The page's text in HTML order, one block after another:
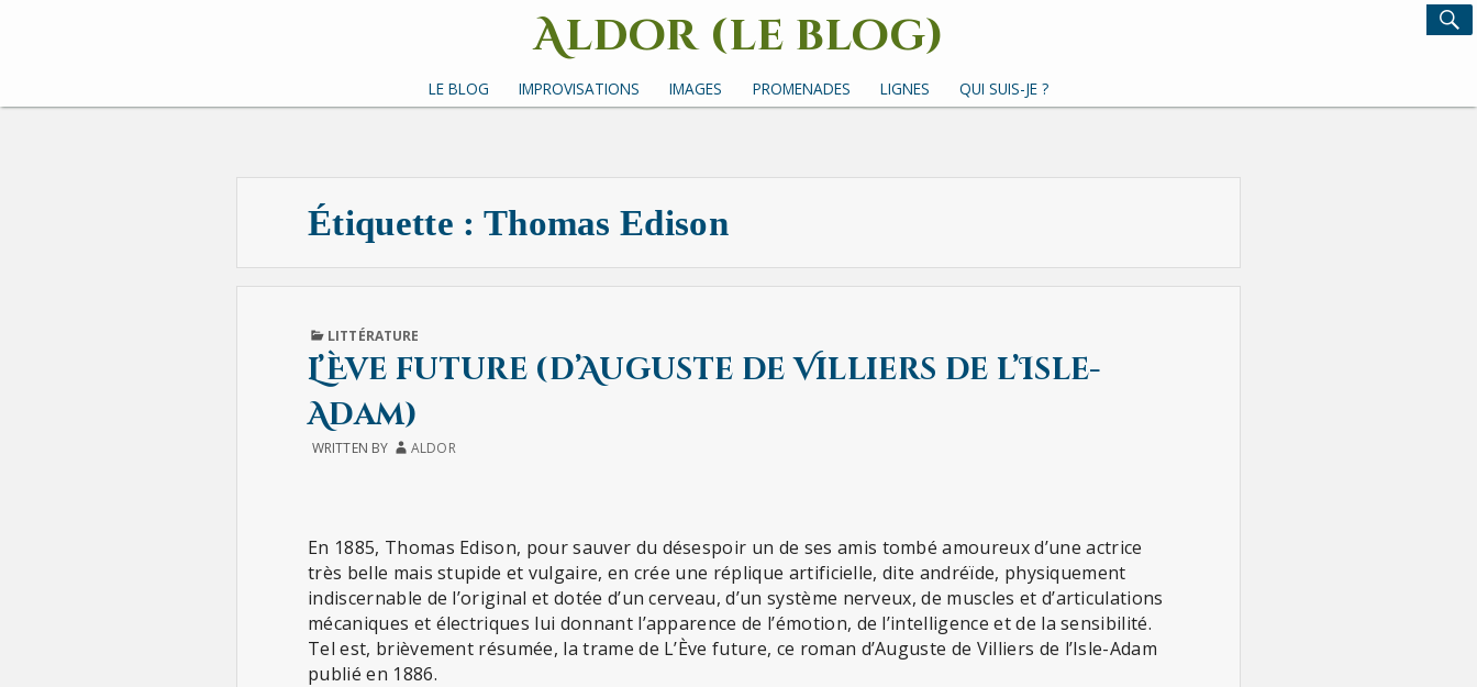
Aldor (le blog)
Un site avec des mots, des images et des sons
LE BLOG IMPROVISATIONS IMAGES PROMENADES LIGNES QUI SUIS-JE ?
Search
for:
Étiquette : Thomas Edison
PUBLISHED
LITTÉRATURE
L’Ève future (d’Auguste de Villiers de l’Isle-
Adam)
WRITTEN BY ALDOR
En 1885, Thomas Edison, pour sauver du désespoir un de ses amis tombé amoureux d’une actrice
très belle mais stupide et vulgaire, en crée une réplique artificielle, dite andréïde, physiquement
indiscernable de l’original et dotée d’un cerveau, d’un système nerveux, de muscles et d’articulations
mécaniques et électriques lui donnant l’apparence de l’émotion, de l’intelligence et de la sensibilité.
Tel est, brièvement résumée, la trame de L’Ève future, ce roman d’Auguste de Villiers de l’Isle-Adam
publié en 1886.